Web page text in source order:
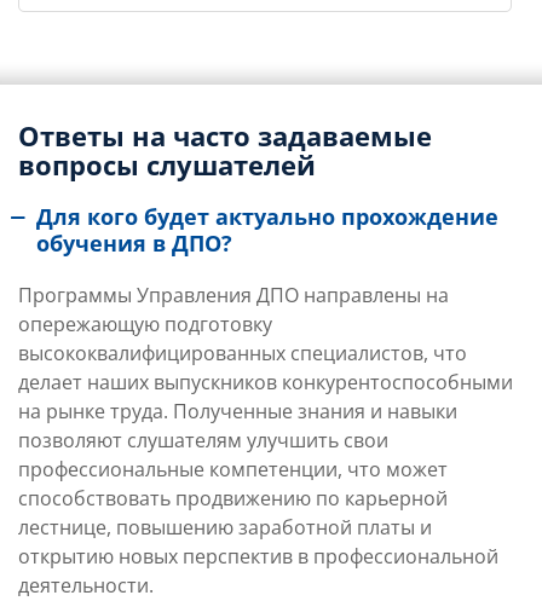
Ответы на часто задаваемые
вопросы слушателей
Для кого будет актуально прохождение
обучения в ДПО?
Программы Управления ДПО направлены на
опережающую подготовку
высококвалифицированных специалистов, что
делает наших выпускников конкурентоспособными
на рынке труда. Полученные знания и навыки
позволяют слушателям улучшить свои
профессиональные компетенции, что может
способствовать продвижению по карьерной
лестнице, повышению заработной платы и
открытию новых перспектив в профессиональной
деятельности.